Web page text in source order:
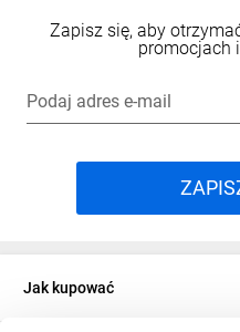
Zapisz się, aby
promocjach
Podaj adres e-mail
Jak kupować